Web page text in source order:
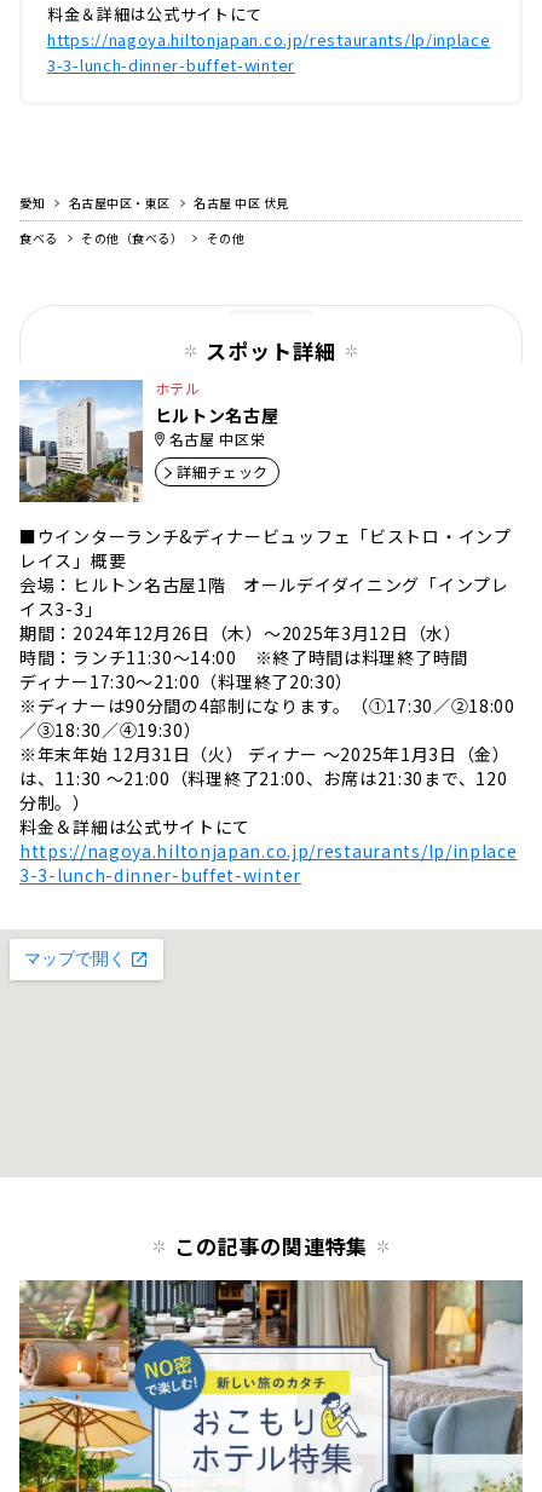
料金＆詳細は公式サイトにて
https://nagoya.hiltonjapan.co.jp/restaurants/lp/inplace
3-3-lunch-dinner-buffet-winter
愛知 名古屋中区・東区
名古屋 中区 伏見
食べる
その他（食べる） その他
スポット詳細
ホテル
ヒルトン名古屋
名古屋 中区栄
詳細チェック
■ウインターランチ&ディナービュッフェ「ビストロ・インプ
レイス」概要
会場：ヒルトン名古屋1階 オールデイダイニング「インプレ
イス3-3」
期間：2024年12月26日（木）～2025年3月12日（水）
時間：ランチ11:30～14:00 ※終了時間は料理終了時間
ディナー17:30～21:00（料理終了20:30）
※ディナーは90分間の4部制になります。（①17:30／②18:00
／③18:30／④19:30）
※年末年始 12月31日（火） ディナー ～2025年1月3日（金）
は、11:30 ～21:00（料理終了21:00、お席は21:30まで、120
分制。）
料金＆詳細は公式サイトにて
https://nagoya.hiltonjapan.co.jp/restaurants/lp/inplace
3-3-lunch-dinner-buffet-winter
この記事の関連特集